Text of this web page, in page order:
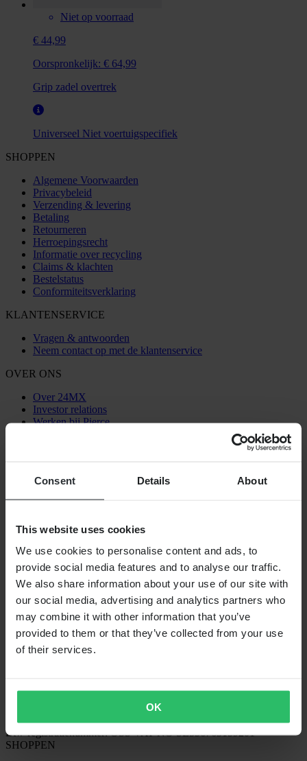
Consent Details About
This website uses cookies
We use cookies to personalise content and ads, to
provide social media features and to analyse our traffic.
We also share information about your use of our site with
our social media, advertising and analytics partners who
may combine it with other information that you’ve
provided to them or that they’ve collected from your use
of their services.
OK
Niet op voorraad
€ 44,99
Oorspronkelijk: € 64,99
Grip zadel overtrek
Universeel Niet voertuigspecifiek
SHOPPEN
Algemene Voorwaarden
Privacybeleid
Verzending & levering
Betaling
Retourneren
Herroepingsrecht
Informatie over recycling
Claims & klachten
Bestelstatus
Conformiteitsverklaring
KLANTENSERVICE
Vragen & antwoorden
Neem contact op met de klantenservice
OVER ONS
Over 24MX
Investor relations
Werken bij Pierce
VERZENDOPTIES
Handelsregister: Bolagsverket/Zweedse Kamer van Koophandel
Bedrijfsregistratienummer: 556763-1592
Gevolmachtigde vertegenwoordiger: Göran Dahlin
Btw-registratienummer: OSS VAT NO SE556763159201
SHOPPEN